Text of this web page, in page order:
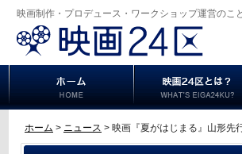
映画制作・プロデュース・ワークショップ運営のこ
ホーム > ニュース > 映画『夏がはじまる』山形先